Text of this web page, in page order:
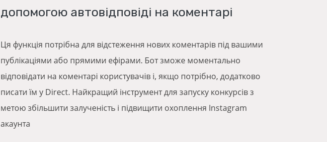
допомогою автовідповіді на коментарі
Ця функція потрібна для відстеження нових коментарів під вашими
публікаціями або прямими ефірами. Бот зможе моментально
відповідати на коментарі користувачів і, якщо потрібно, додатково
писати їм у Direct. Найкращий інструмент для запуску конкурсів з
метою збільшити залученість і підвищити охоплення Instagram
акаунта